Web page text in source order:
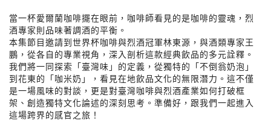
當一杯愛爾蘭咖啡擺在眼前，咖啡師看見的是咖啡的靈魂，烈
酒專家則品味著調酒的平衡。
本集節目邀請到世界杯咖啡與烈酒冠軍林東源，與酒類專家王
鵬，從各自的專業視角，深入剖析這款經典飲品的多元詮釋。
我們將一同探索「臺灣味」的定義，從獨特的「不倒翁奶泡」
到花東的「咖米奶」，看見在地飲品文化的無限潛力。這不僅
是一場風味的對談，更是對臺灣咖啡與烈酒產業如何打破框
架、創造獨特文化論述的深刻思考。準備好，跟我們一起進入
這場跨界的感官之旅！